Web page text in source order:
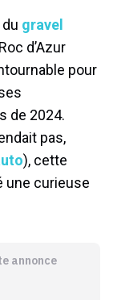
gravel
d’Azur
pour
de 2024.
pas,
), cette
une curieuse
annonce